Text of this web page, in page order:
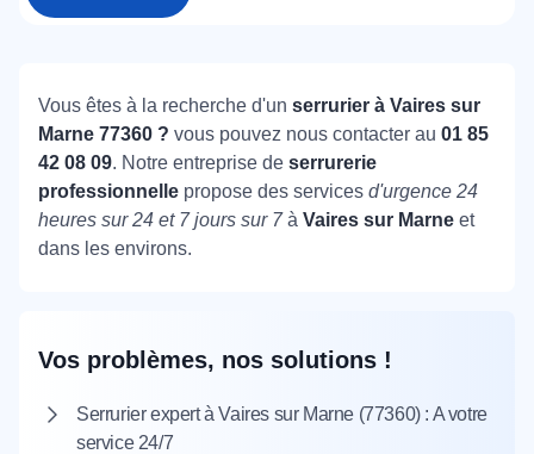
Vous êtes à la recherche d'un serrurier à Vaires sur
Marne 77360 ? vous pouvez nous contacter au 01 85
42 08 09. Notre entreprise de serrurerie
professionnelle propose des services d'urgence 24
heures sur 24 et 7 jours sur 7à Vaires sur Marne et
dans les environs.
Vos problèmes, nos solutions !
Serrurier expert à Vaires sur Marne (77360) : A votre
service 24/7